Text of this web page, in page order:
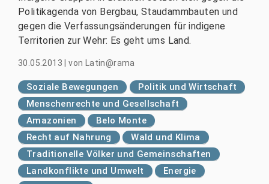
Politikagenda von Bergbau, Staudammbauten und
gegen die Verfassungsänderungen für indigene
Territorien zur Wehr: Es geht ums Land.
30.05.2013 |von Latin@rama
Soziale Bewegungen
Politik und Wirtschaft
Menschenrechte und Gesellschaft
Amazonien
Belo Monte
Recht auf Nahrung
Wald und Klima
Traditionelle Völker und Gemeinschaften
Landkonflikte und Umwelt
Energie